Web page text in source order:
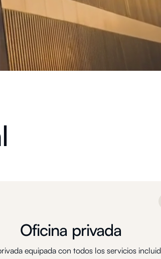
Oficina privada
equipada con todos los servicios